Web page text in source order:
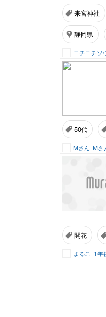
来宮神社
静岡県
ニチニチソ
50代
Mさん Mさ
開花
まるこ 1年